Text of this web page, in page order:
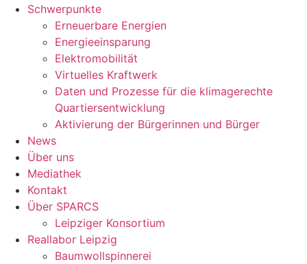
Schwerpunkte
Erneuerbare Energien
Energieeinsparung
Elektromobilität
Virtuelles Kraftwerk
Daten und Prozesse für die klimagerechte
Quartiersentwicklung
Aktivierung der Bürgerinnen und Bürger
News
Über uns
Mediathek
Kontakt
Über SPARCS
Leipziger Konsortium
Reallabor Leipzig
Baumwollspinnerei